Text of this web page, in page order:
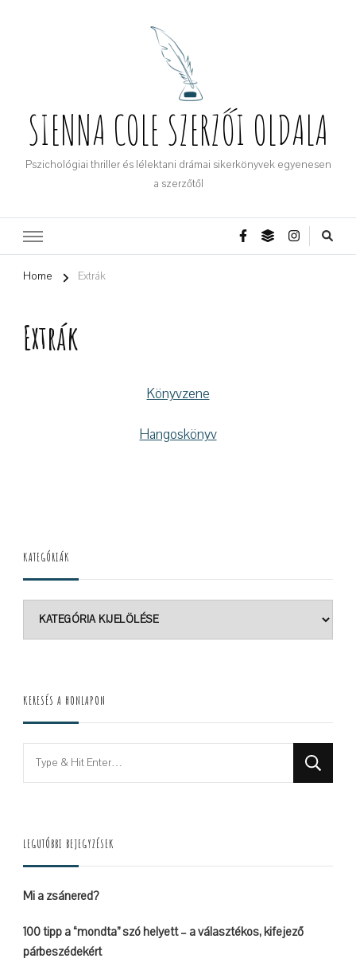
SIENNA COLE SZERZŐI OLDALA
Pszichológiai thriller és lélektani drámai sikerkönyvek egyenesen
a szerzőtől
Home Extrák
Extrák
Könyvzene
Hangoskönyv
KATEGÓRIÁK
Kategóriák
KERESÉS A HONLAPON
Looking
for
LEGUTÓBBI BEJEGYZÉSEK
Mi a zsánered?
100 tipp a “mondta” szó helyett – a választékos, kifejező
párbeszédekért